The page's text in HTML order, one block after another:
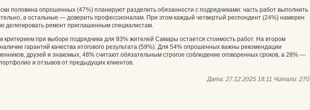
половина опрошенных (47%) планируют разделить обязанности с подрядчиками: часть работ выполнить
а остальные — доверить профессионалам. При этом каждый четвертый респондент (24%) намерен
делегировать ремонт приглашенным специалистам.
критерием при выборе подрядчика для 83% жителей Самары остается стоимость работ. На втором
гарантий качества итогового результата (59%). Для 54% опрошенных важны рекомендации
друзей и знакомых, 48% считают обязательным строгое соблюдение оговоренных сроков, а 28% —
и отзывов от предыдущих клиентов.
Дата: 27.12.2025 18:11 Читали: 270